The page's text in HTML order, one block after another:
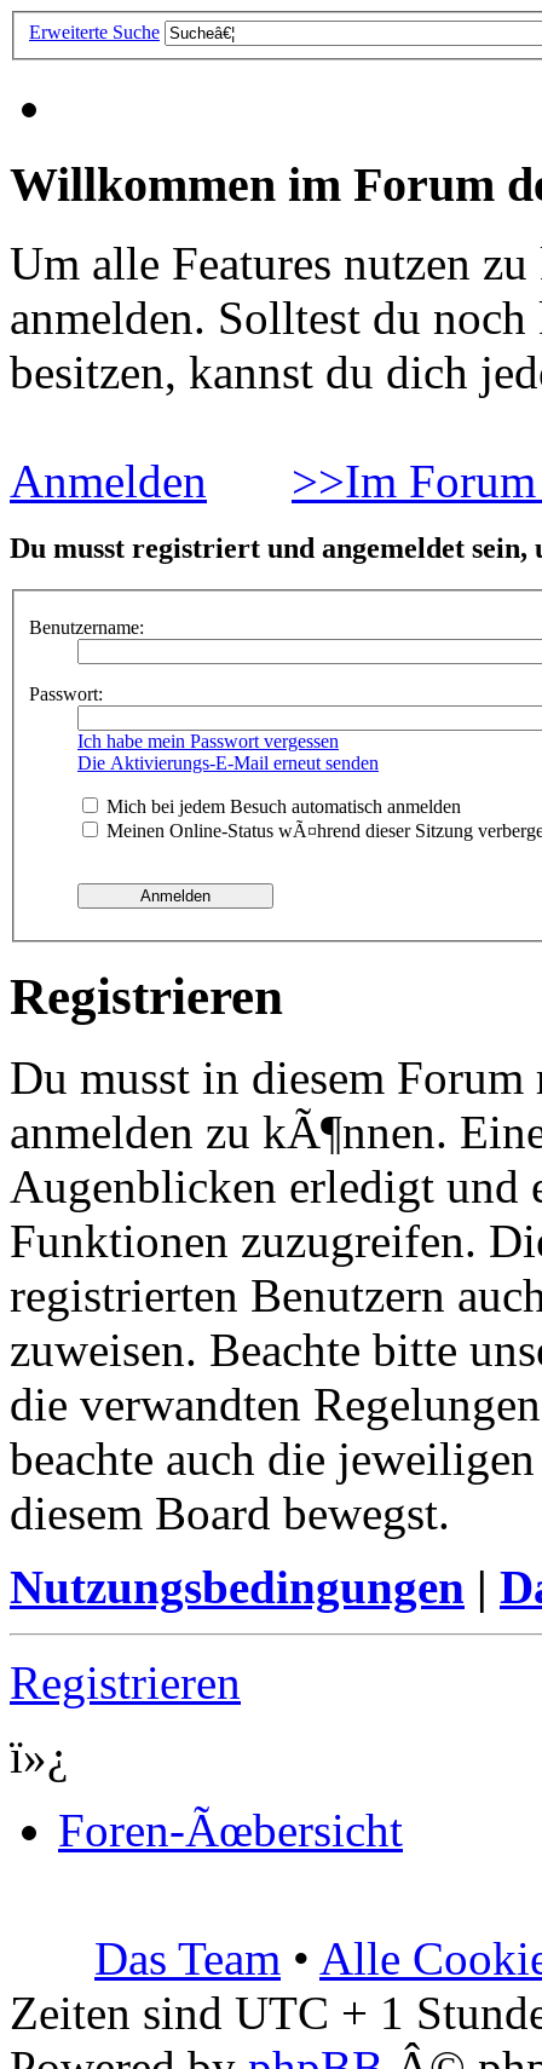
Erweiterte Suche
Willkommen im Forum
Um alle Features nutzen
anmelden. Solltest du
besitzen, kannst du dich
Anmelden >>Im
Du musst registriert und angemeldet
Benutzername:
Passwort:
Ich habe mein Passwort vergessen
Die Aktivierungs-E-Mail erneut senden
Mich bei jedem Besuch automatisch anmelden
Meinen Online-Status wÃ¤hrend dieser Sitzung
Registrieren
Du musst in diesem
anmelden zu kÃ¶nnen.
Augenblicken erledigt und
Funktionen zuzugreifen.
registrierten Benutzern
zuweisen. Beachte bitte
die verwandten
beachte auch die
diesem Board bewegst.
Nutzungsbedingungen |
Registrieren
ï»¿
Foren-Ãœbersicht
Das Team • Alle
Zeiten sind UTC + 1